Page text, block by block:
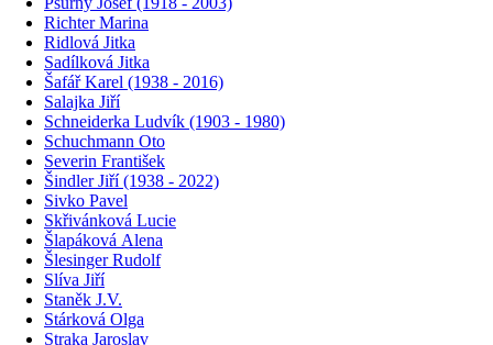
Richter Marina
Ridlová Jitka
Sadílková Jitka
Šafář Karel (1938 - 2016)
Salajka Jiří
Schneiderka Ludvík (1903 - 1980)
Schuchmann Oto
Severin František
Šindler Jiří (1938 - 2022)
Sivko Pavel
Skřivánková Lucie
Šlapáková Alena
Šlesinger Rudolf
Slíva Jiří
Staněk J.V.
Stárková Olga
Straka Jaroslav